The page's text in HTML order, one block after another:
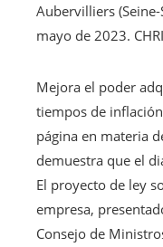
Aubervilliers
mayo de 2023.
Mejora el poder
tiempos de
página en materia
demuestra que el
El proyecto de ley
empresa,
Consejo de